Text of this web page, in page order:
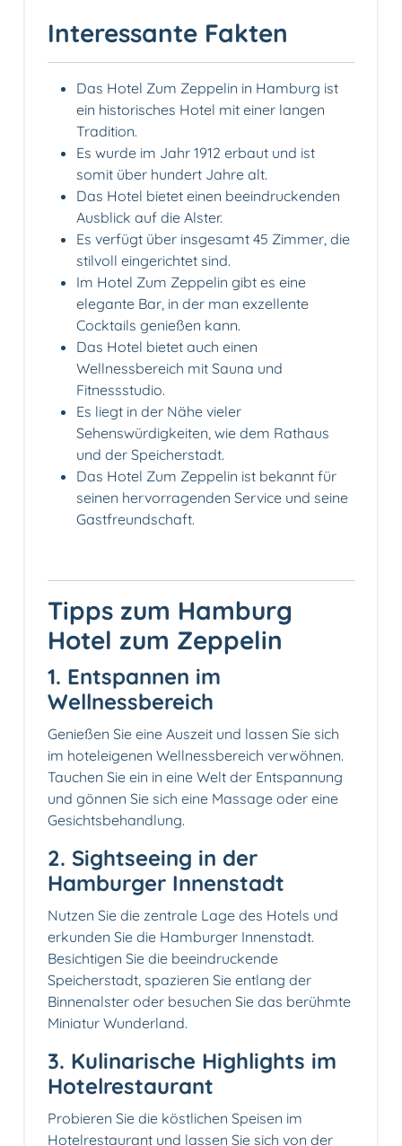
Interessante Fakten
Das Hotel Zum Zeppelin in Hamburg ist
ein historisches Hotel mit einer langen
Tradition.
Es wurde im Jahr 1912 erbaut und ist
somit über hundert Jahre alt.
Das Hotel bietet einen beeindruckenden
Ausblick auf die Alster.
Es verfügt über insgesamt 45 Zimmer, die
stilvoll eingerichtet sind.
Im Hotel Zum Zeppelin gibt es eine
elegante Bar, in der man exzellente
Cocktails genießen kann.
Das Hotel bietet auch einen
Wellnessbereich mit Sauna und
Fitnessstudio.
Es liegt in der Nähe vieler
Sehenswürdigkeiten, wie dem Rathaus
und der Speicherstadt.
Das Hotel Zum Zeppelin ist bekannt für
seinen hervorragenden Service und seine
Gastfreundschaft.
Tipps zum Hamburg
Hotel zum Zeppelin
1. Entspannen im
Wellnessbereich
Genießen Sie eine Auszeit und lassen Sie sich
im hoteleigenen Wellnessbereich verwöhnen.
Tauchen Sie ein in eine Welt der Entspannung
und gönnen Sie sich eine Massage oder eine
Gesichtsbehandlung.
2. Sightseeing in der
Hamburger Innenstadt
Nutzen Sie die zentrale Lage des Hotels und
erkunden Sie die Hamburger Innenstadt.
Besichtigen Sie die beeindruckende
Speicherstadt, spazieren Sie entlang der
Binnenalster oder besuchen Sie das berühmte
Miniatur Wunderland.
3. Kulinarische Highlights im
Hotelrestaurant
Probieren Sie die köstlichen Speisen im
Hotelrestaurant und lassen Sie sich von der